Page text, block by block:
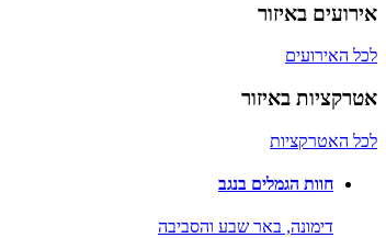
אירועים באיזור
לכל האירועים
אטרקציות באיזור
לכל האטרקציות
חוות הגמלים בנגב
דימונה, באר שבע והסביבה